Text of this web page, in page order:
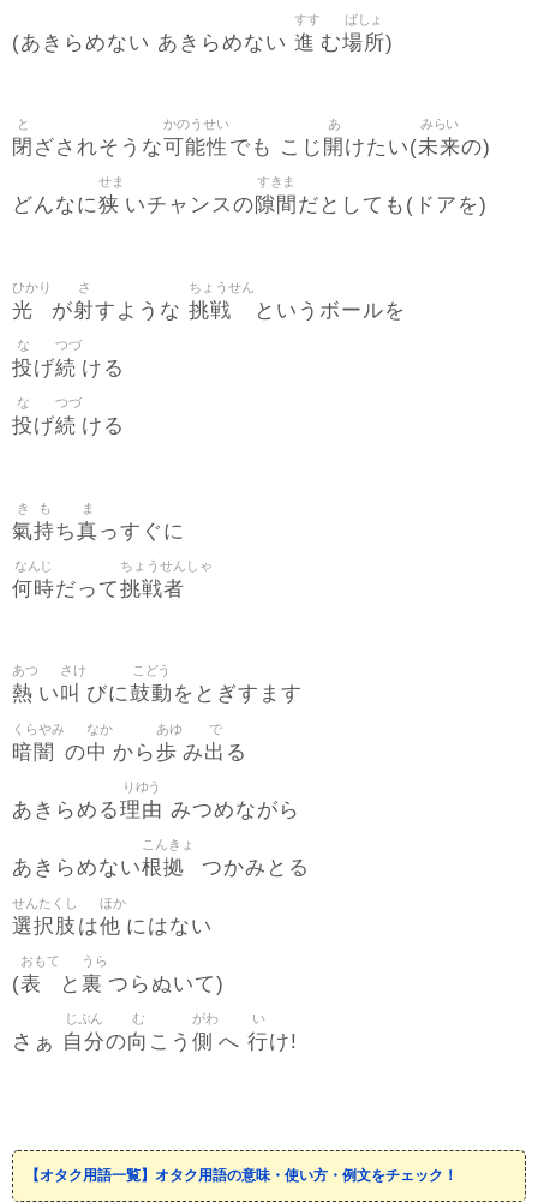
(あきらめない あきらめない 進
すす
む場所
ばしょ
)
閉
と
ざされそうな可能性
かのうせい
でも こじ 開
あ
けたい(未来
みらい
の)
どんなに狭
せま
いチャンスの 隙間
すきま
だとしても(ドアを)
光
ひかり
が射
さ
すような 挑戦
ちょうせん
というボールを
投
な
げ続
つづ
ける
投
な
げ続
つづ
ける
氣
き
持
も
ち真
ま
っすぐに
何時
なんじ
だって挑戦者
ちょうせんしゃ
熱
あつ
い 叫
さけ
びに鼓動
こどう
をとぎすます
暗闇
くらやみ
の中
なか
から歩
あゆ
み出
で
る
あきらめる理由
りゆう
みつめながら
あきらめない根拠
こんきょ
つかみとる
選択肢
せんたくし
は他
ほか
にはない
(表
おもて
と 裏
うら
つらぬいて)
さぁ 自分
じぶん
の向
む
こう 側
がわ
へ 行
い
け!
【オタク用語一覧】オタク用語の意味・使い方・例文をチェック！